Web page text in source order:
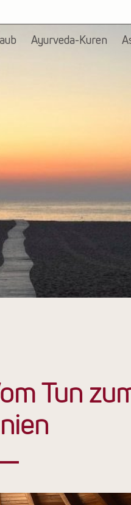
Ayurveda-Kuren
Tun